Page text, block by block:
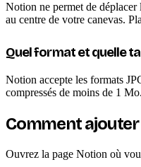
Notion ne permet de déplacer
au centre de votre canevas.
Quel format et quelle
Notion accepte les formats
compressés de moins de 1
Comment
Ouvrez la page Notion où